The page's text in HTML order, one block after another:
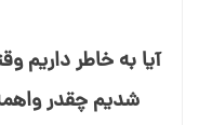
شدیم چقدر